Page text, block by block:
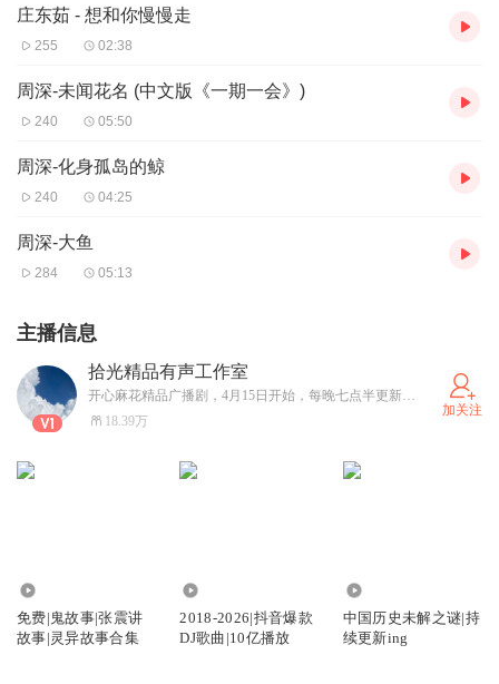
庄东茹 - 想和你慢慢走
255 02:38
周深-未闻花名 (中文版《一期一会》)
240 05:50
周深-化身孤岛的鲸
240 04:25
周深-大鱼
284 05:13
主播信息
拾光精品有声工作室
开心麻花精品广播剧，4月15日开始，每晚七点半更新，欢迎大家订阅收听！
18.39万
加关注
免费|鬼故事|张震讲
故事|灵异故事合集
2018-2026|抖音爆款
DJ歌曲|10亿播放
中国历史未解之谜|持
续更新ing